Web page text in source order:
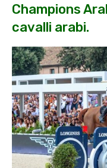
Champions
cavalli arabi.